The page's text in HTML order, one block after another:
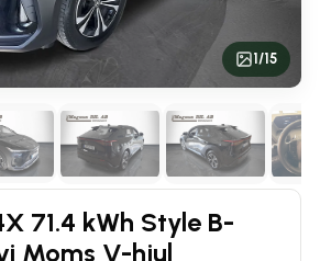
1/15
71.4 kWh Style B-
Moms V-hjul